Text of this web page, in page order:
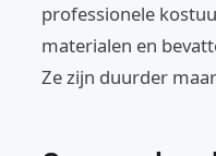
professionele
materialen en
Ze zijn duurder